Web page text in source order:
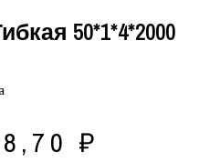
50*1*4*2000
₽